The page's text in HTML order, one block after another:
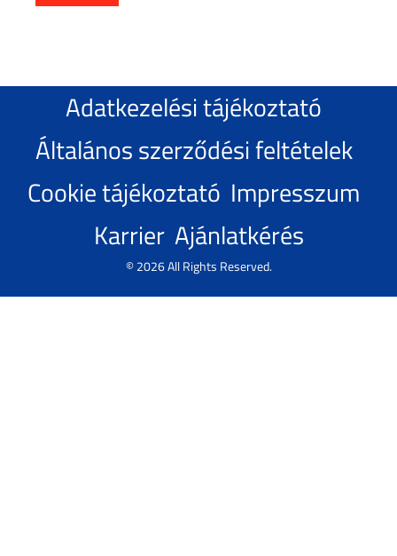
Adatkezelési tájékoztató
Általános szerződési feltételek
Cookie tájékoztató Impresszum
Karrier Ajánlatkérés
© 2026 All Rights Reserved.